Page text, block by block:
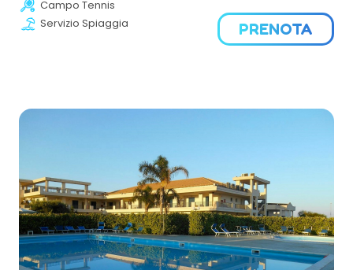
Campo Tennis
Servizio Spiaggia
PRENOTA